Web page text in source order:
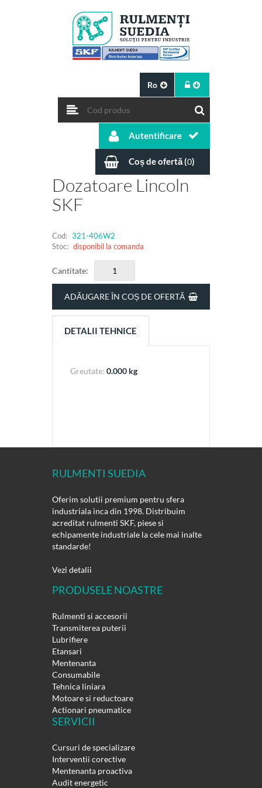
Ro
Autentificare
Coș de ofertă (0)
Dozatoare Lincoln
SKF
Cod: 321-406W2
Stoc: disponibil la comanda
Cantitate:
DETALII TEHNICE
Greutate: 0.000 kg
RULMENTI SUEDIA
Oferim solutii premium pentru sfera
industriala inca din 1998. Distribuim
acreditat rulmenti SKF, piese si
echipamente industriale la cele mai inalte
standarde!
Vezi detalii
PRODUSELE NOASTRE
Rulmenti si accesorii
Transmiterea puterii
Lubrifiere
Etansari
Mentenanta
Consumabile
Tehnica liniara
Motoare si reductoare
Actionari pneumatice
SERVICII
Cursuri de specializare
Interventii corective
Mentenanta proactiva
Audit energetic